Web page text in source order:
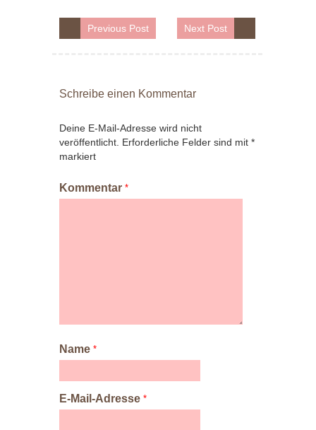
Previous Post Next Post
Schreibe einen Kommentar
Deine E-Mail-Adresse wird nicht
veröffentlicht. Erforderliche Felder sind mit *
markiert
Kommentar *
Name *
E-Mail-Adresse *